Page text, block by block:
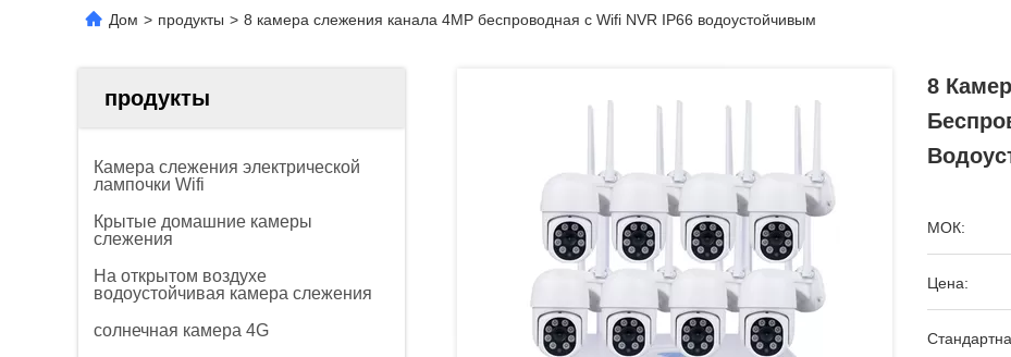
Дом > продукты > 8 камера слежения канала 4MP беспроводная с Wifi NVR IP66 водоустойчивым
продукты
Камера слежения электрической
лампочки Wifi
Крытые домашние камеры
слежения
На открытом воздухе
водоустойчивая камера слежения
солнечная камера 4G
8
МОК:
Цена: